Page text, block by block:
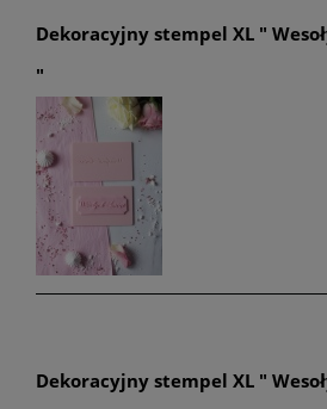
Dekoracyjny stempel XL "
"
Dekoracyjny stempel XL "